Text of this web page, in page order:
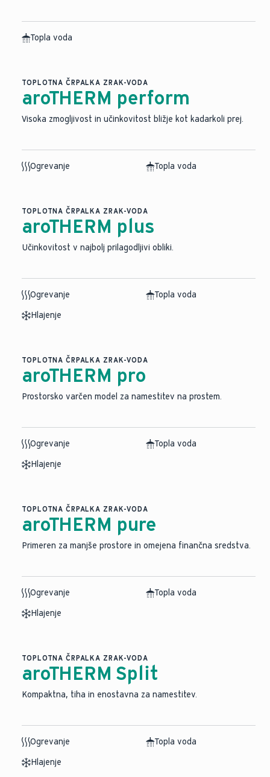
Topla voda
TOPLOTNA ČRPALKA ZRAK-VODA
aroTHERM perform
Visoka zmogljivost in učinkovitost bližje kot kadarkoli prej.
Ogrevanje Topla voda
TOPLOTNA ČRPALKA ZRAK-VODA
aroTHERM plus
Učinkovitost v najbolj prilagodljivi obliki.
Ogrevanje
Topla voda
Hlajenje
TOPLOTNA ČRPALKA ZRAK-VODA
aroTHERM pro
Prostorsko varčen model za namestitev na prostem.
Ogrevanje
Topla voda
Hlajenje
TOPLOTNA ČRPALKA ZRAK-VODA
aroTHERM pure
Primeren za manjše prostore in omejena finančna sredstva.
Ogrevanje
Topla voda
Hlajenje
TOPLOTNA ČRPALKA ZRAK-VODA
aroTHERM Split
⁠Kompaktna, tiha in enostavna za namestitev.
Ogrevanje
Topla voda
Hlajenje